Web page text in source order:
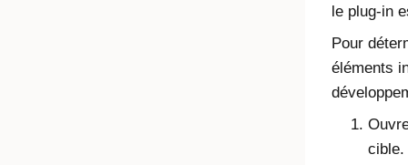
le plug-in
Pour
éléments
cible.